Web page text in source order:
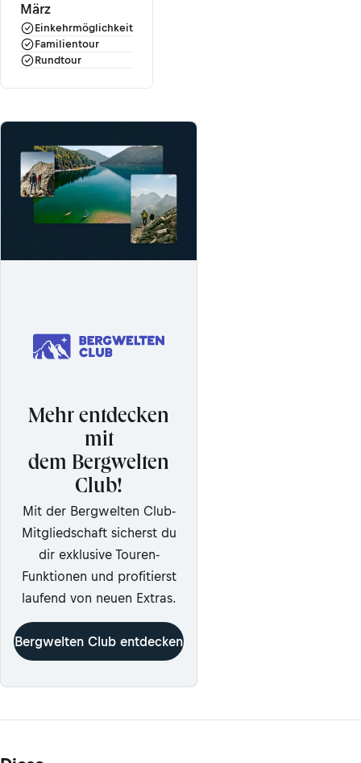
März
Einkehrmöglichkeit
Familientour
Rundtour
Mehr entdecken
mit
dem Bergwelten
Club!
Mit der Bergwelten Club-
Mitgliedschaft sicherst du
dir exklusive Touren-
Funktionen und profitierst
laufend von neuen Extras.
Bergwelten Club entdecken